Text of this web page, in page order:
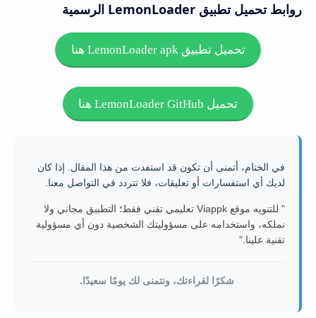
روابط تحميل تطبيق LemonLoader الرسمية
تحميل تطبيق LemonLoader apk هنا
تحميل LemonLoader GitHub هنا
في الختام، أتمنى أن تكون قد استفدت من هذا المقال. إذا كان
لديك أي استفسارات أو تعليقات، فلا تتردد في التواصل معنا.
" للتنويه موقع Viappk تعليمي تقني فقط؛ التطبيق مجاني ولا
نملكه، واستخدامه على مسؤوليتك الشخصية دون أي مسؤولية
تقنية علينا."
شكرًا لقراءتك، ونتمنى لك يومًا سعيدًا.